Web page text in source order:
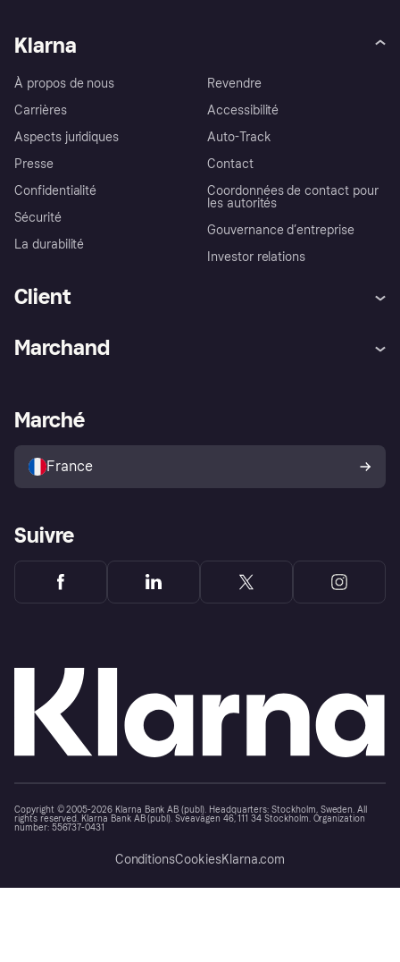
Klarna
À propos de nous
Carrières
Aspects juridiques
Presse
Confidentialité
Sécurité
La durabilité
Revendre
Accessibilité
Auto-Track
Contact
Coordonnées de contact pour
les autorités
Gouvernance d’entreprise
Investor relations
Client
Explorez les magasins
Politique de protection de
l’acheteur Klarna
Marchand
Portail Marchand
Marché
France
Suivre
Copyright © 2005-2026 Klarna Bank AB (publ). Headquarters: Stockholm, Sweden. All
rights reserved. Klarna Bank AB (publ). Sveavägen 46, 111 34 Stockholm. Organization
number: 556737-0431
ConditionsCookiesKlarna.com